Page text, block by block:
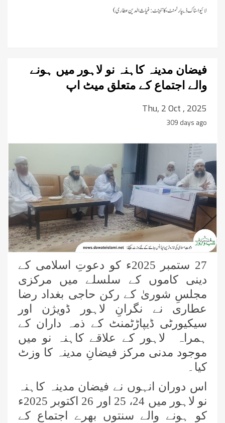
لائیواسٹاک ڈیپارٹمنٹ، کانٹینٹ:غیاث الدین عطاری)
فیضان مدینہ کاہنہ نو لاہور میں ہونے
والے اجتماع کے متعلق میٹ اپ
Thu, 2 Oct , 2025
309 days ago
27 ستمبر 2025ء کو دعوتِ اسلامی کے
دینی کاموں کے سلسلے میں مرکزی
مجلسِ شوریٰ کے رکن حاجی بغداد رضا
عطاری نے نگرانِ لاہور ڈویژن اور
سیکیورٹی ڈیپاڑٹمنٹ کے ذمہ داران کے
ہمراہ لاہور کے علاقے کاہنہ نو میں
موجود مدنی مرکز فیضانِ مدینہ کا وزٹ
کیا۔
اس دوران انہوں نے فیضان مدینہ کاہنہ
نو لاہور میں 24، 25 اور 26 اکتوبر 2025ء
کو ہونے والے سنتوں بھرے اجتماع کے